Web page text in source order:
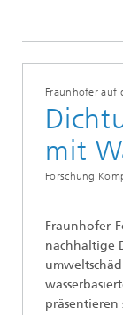
Fraunhofer auf
mit
Forschung
Fraunhofer-
nachhaltige
präsentieren